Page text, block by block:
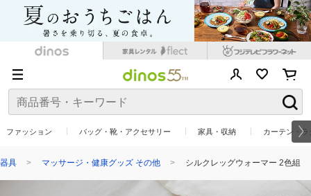
ファッション バッグ・靴・アクセサリー 家具・収納 カーテン・
具 マッサージ・健康グッズ その他 シルクレッグウォーマー 2色組